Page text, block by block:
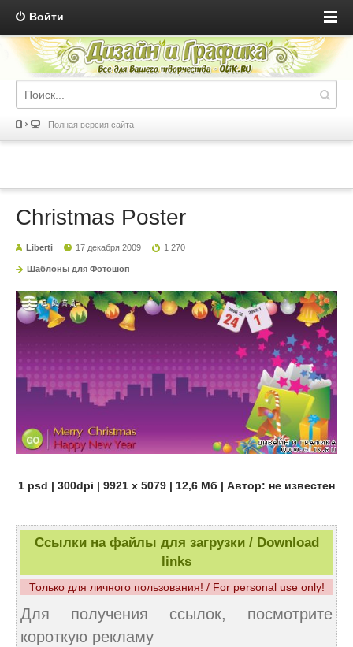
Войти
Полная версия сайта
Christmas Poster
Liberti 17 декабря 2009 1 270
Шаблоны для Фотошоп
1 psd | 300dpi | 9921 x 5079 | 12,6 Мб | Автор: не известен
Ссылки на файлы для загрузки / Download
links
Только для личного пользования! / For personal use only!
Для получения ссылок, посмотрите
короткую рекламу